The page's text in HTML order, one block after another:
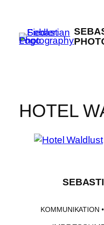
springen
HOTEL
KOMMUNIKATION